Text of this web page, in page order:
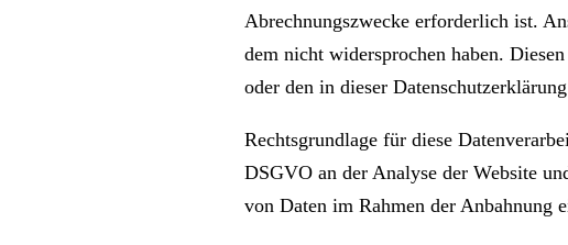
Abrechnungszwecke erforderlich ist.
dem nicht widersprochen haben.
oder den in dieser
Rechtsgrundlage für diese
DSGVO an der Analyse der Website
von Daten im Rahmen der Anbahnung